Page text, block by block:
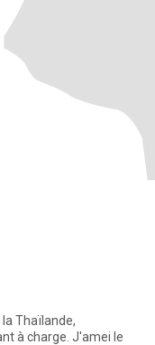
Thaïlande,
à charge. J'amei le